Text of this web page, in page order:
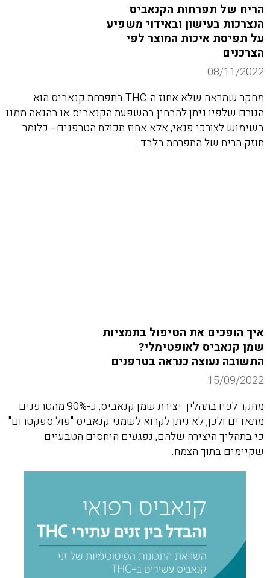
הריח של תפרחות הקנאביס
הנצרכות בעישון ובאידוי משפיע
על תפיסת איכות המוצר לפי
הצרכנים
08/11/2022
מחקר שמראה שלא אחוז ה-THC בתפרחת קנאביס הוא
הגורם שלפיו ניתן להבחין בהשפעת הקנאביס או בהנאה ממנו
בשימוש לצורכי פנאי, אלא אחוז תכולת הטרפנים - כלומר
חוזק הריח של התפרחת בלבד.
איך הופכים את הטיפול בתמציות
שמן קנאביס לאופטימלי?
התשובה נעוצה כנראה בטרפנים
15/09/2022
מחקר לפיו בתהליך יצירת שמן קנאביס, כ-90% מהטרפנים
מתאדים ולכן, לא ניתן לקרוא לשמני קנאביס "פול ספקטרום"
כי בתהליך היצירה שלהם, נפגעים היחסים הטבעיים
שקיימים בתוך הצמח.